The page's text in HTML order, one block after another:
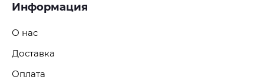
Информация
О нас
Доставка
Оплата